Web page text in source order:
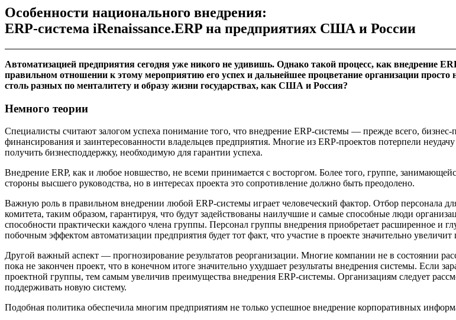
Особенности национального внедрения:
ERP-система iRenaissance.ERP на предприятиях США и России
Автоматизацией предприятия сегодня уже никого не удивишь. Однако такой процесс, как внедрение
правильном отношении к этому мероприятию его успех и дальнейшее процветание организации
столь разных по менталитету и образу жизни государствах, как США и Россия?
Немного теории
Специалисты считают залогом успеха понимание того, что внедрение ERP-системы — прежде всего,
финансирования и заинтересованности владельцев предприятия. Многие из ERP-проектов потерпели
получить бизнесподдержку, необходимую для гарантии успеха.
Внедрение ERP, как и любое новшество, не всеми принимается с восторгом. Более того, группе,
стороны высшего руководства, но в интересах проекта это сопротивление должно быть преодолено.
Важную роль в правильном внедрении любой ERP-системы играет человеческий фактор. Отбор персонала
комитета, таким образом, гарантируя, что будут задействованы наилучшие и самые способные люди
способности практически каждого члена группы. Персонал группы внедрения приобретает расширенное и
побочным эффектом автоматизации предприятия будет тот факт, что участие в проекте значительно
Другой важный аспект — прогнозирование результатов реорганизации. Многие компании не в состоянии
пока не закончен проект, что в конечном итоге значительно ухудшает результаты внедрения системы. Если
проектной группы, тем самым увеличив преимущества внедрения ERP-системы. Организациям следует
поддерживать новую систему.
Подобная политика обеспечила многим предприятиям не только успешное внедрение корпоративных